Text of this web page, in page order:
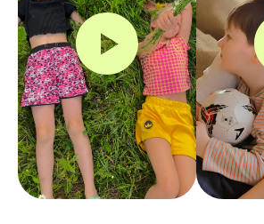
от Рыцарей и Профессоров Гуманной
Педагогики, которая поможет открыть
сердца, сделать шаг навстречу душевной
близости, облегчить воспитательный
процесс и наладить взаимоотношения в
семье.
Сотворчество родителей с детьми, в
котором можно стать ближе,
подружиться, качественно провести
время, вместе создавать и
путешествовать на природе.
( 03 ) СОТВОРЧЕСТВО
( 04 )
ОТВЕТЫ НА
ВОПРОСЫ